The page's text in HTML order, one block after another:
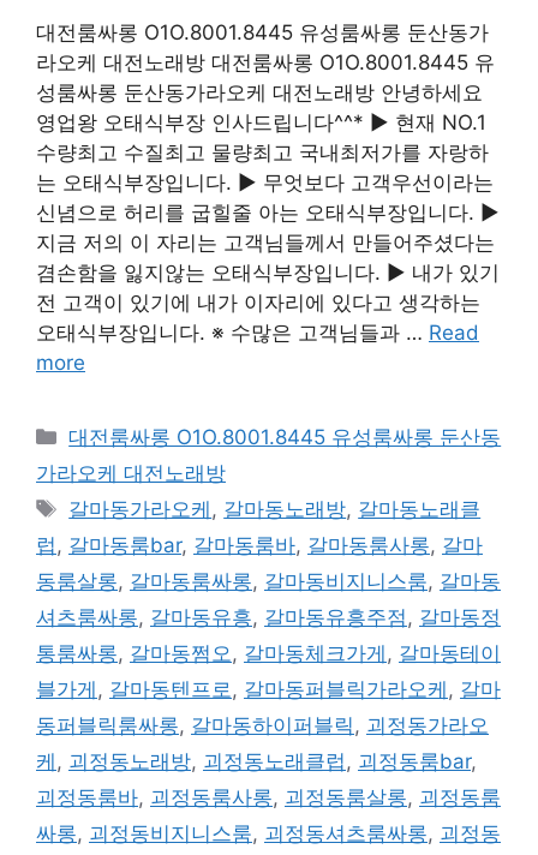
대전룸싸롱 O1O.8001.8445 유성룸싸롱 둔산동가
라오케 대전노래방 대전룸싸롱 O1O.8001.8445 유
성룸싸롱 둔산동가라오케 대전노래방 안녕하세요
영업왕 오태식부장 인사드립니다^^* ▶ 현재 NO.1
수량최고 수질최고 물량최고 국내최저가를 자랑하
는 오태식부장입니다. ▶ 무엇보다 고객우선이라는
신념으로 허리를 굽힐줄 아는 오태식부장입니다. ▶
지금 저의 이 자리는 고객님들께서 만들어주셨다는
겸손함을 잃지않는 오태식부장입니다. ▶ 내가 있기
전 고객이 있기에 내가 이자리에 있다고 생각하는
오태식부장입니다. ※ 수많은 고객님들과 … Read
more
카
테
고
리
대전룸싸롱 O1O.8001.8445 유성룸싸롱 둔산동
가라오케 대전노래방
태
그
갈마동가라오케 , 갈마동노래방, 갈마동노래클
럽 , 갈마동룸bar, 갈마동룸바, 갈마동룸사롱, 갈마
동룸살롱, 갈마동룸싸롱, 갈마동비지니스룸, 갈마동
셔츠룸싸롱, 갈마동유흥, 갈마동유흥주점 , 갈마동정
통룸싸롱, 갈마동쩜오 , 갈마동체크가게 , 갈마동테이
블가게 , 갈마동텐프로 , 갈마동퍼블릭가라오케 , 갈마
동퍼블릭룸싸롱, 갈마동하이퍼블릭 , 괴정동가라오
케 , 괴정동노래방, 괴정동노래클럽 , 괴정동룸bar,
괴정동룸바, 괴정동룸사롱, 괴정동룸살롱, 괴정동룸
싸롱, 괴정동비지니스룸, 괴정동셔츠룸싸롱, 괴정동